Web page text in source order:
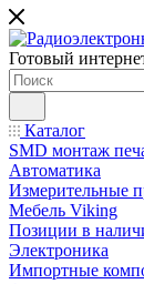
Готовый
Каталог
SMD монтаж
Автоматика
Измерительные
Мебель Viking
Позиции в
Электроника
Импортные